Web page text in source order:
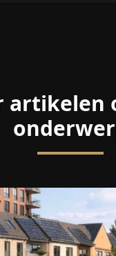
artikelen